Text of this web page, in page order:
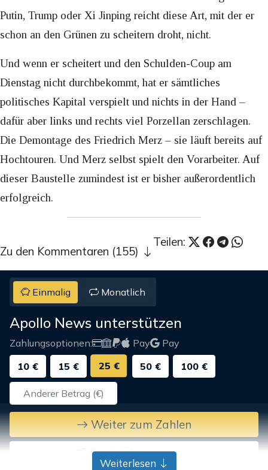
Putin, Trump oder Xi Jinping reicht diese Art, mit der er
schon an den Grünen zu scheitern droht, nicht.
Und wenn er scheitert und den Schulden-Coup am
Dienstag nicht durchbekommt, hat er sämtliches
politisches Kapital verspielt und nichts in der Hand –
dafür aber links und rechts viel Porzellan zerschlagen.
Die Demontage des Friedrich Merz – sie läuft bereits auf
Hochtouren. Und Merz selbst spielt den Vorarbeiter. Auf
dieser Baustelle zumindest ist er bisher außerordentlich
erfolgreich.
Teilen:
Zu den Kommentaren (155)
Einmalig Monatlich
Apollo News unterstützen
Zahlungsoptionen: Pay
Pay
10 €
15 € 25 € 50 € 100 €
Weiter zum Zahlen
Bank-Überweisung
Weiterlesen